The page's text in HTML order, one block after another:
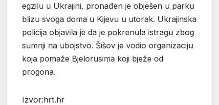
egzilu u Ukrajini, pronađen je obješen u parku
blizu svoga doma u Kijevu u utorak. Ukrajinska
policija objavila je da je pokrenula istragu zbog
sumnji na ubojstvo. Šišov je vodio organizaciju
koja pomaže Bjelorusima koji bježe od
progona.
Izvor:hrt.hr